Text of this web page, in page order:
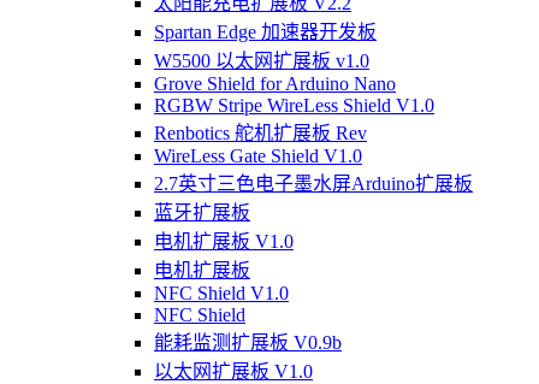
Spartan Edge 加速器开发板
W5500 以太网扩展板 v1.0
Grove Shield for Arduino Nano
RGBW Stripe WireLess Shield V1.0
Renbotics 舵机扩展板 Rev
WireLess Gate Shield V1.0
2.7英寸三色电子墨水屏Arduino扩展板
蓝牙扩展板
电机扩展板 V1.0
电机扩展板
NFC Shield V1.0
NFC Shield
能耗监测扩展板 V0.9b
以太网扩展板 V1.0